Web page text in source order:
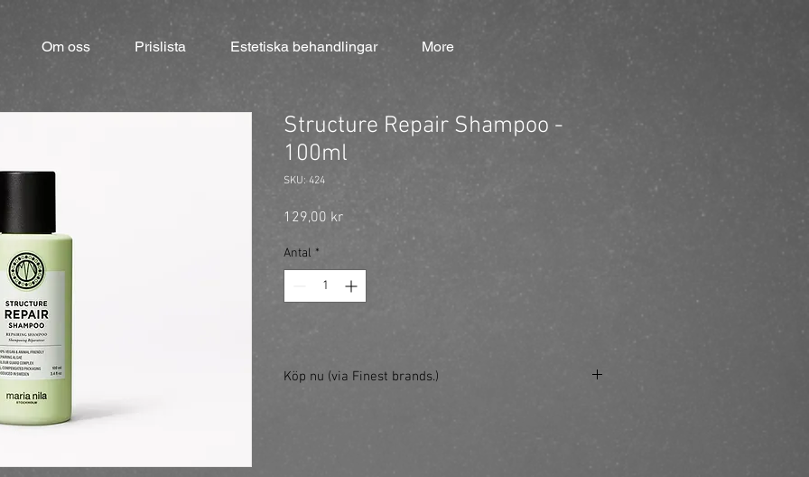
Om oss Prislista Estetiska behandlingar More
Structure Repair Shampoo -
100ml
SKU: 424
129,00 krPris
Antal *
Köp nu (via Finest brands.)